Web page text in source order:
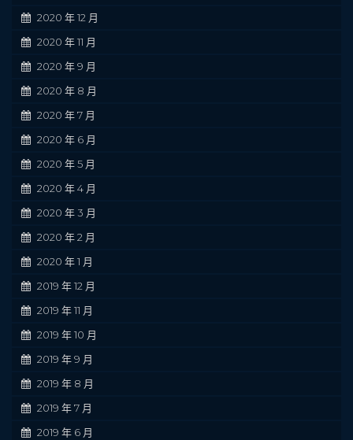
2020 年 12 月
2020 年 11 月
2020 年 9 月
2020 年 8 月
2020 年 7 月
2020 年 6 月
2020 年 5 月
2020 年 4 月
2020 年 3 月
2020 年 2 月
2020 年 1 月
2019 年 12 月
2019 年 11 月
2019 年 10 月
2019 年 9 月
2019 年 8 月
2019 年 7 月
2019 年 6 月